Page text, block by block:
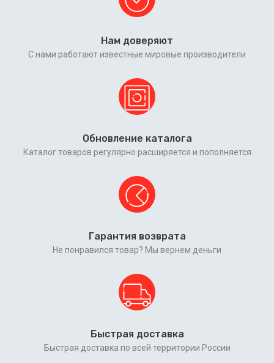
Нам доверяют
С нами работают известные мировые производители
Обновление каталога
Каталог товаров регулярно расширяется и пополняется
Гарантия возврата
Не понравился товар? Мы вернем деньги
Быстрая доставка
Быстрая доставка по всей территории России